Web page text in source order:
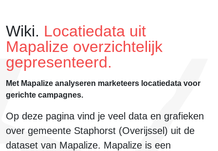
Wiki. Locatiedata uit
Mapalize overzichtelijk
gepresenteerd.
Met Mapalize analyseren marketeers locatiedata voor
gerichte campagnes.
Op deze pagina vind je veel data en grafieken
over gemeente Staphorst (Overijssel) uit de
dataset van Mapalize. Mapalize is een